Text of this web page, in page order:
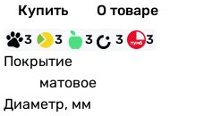
Купить О товаре
3 3 3 3 3
Покрытие
матовое
Диаметр, мм